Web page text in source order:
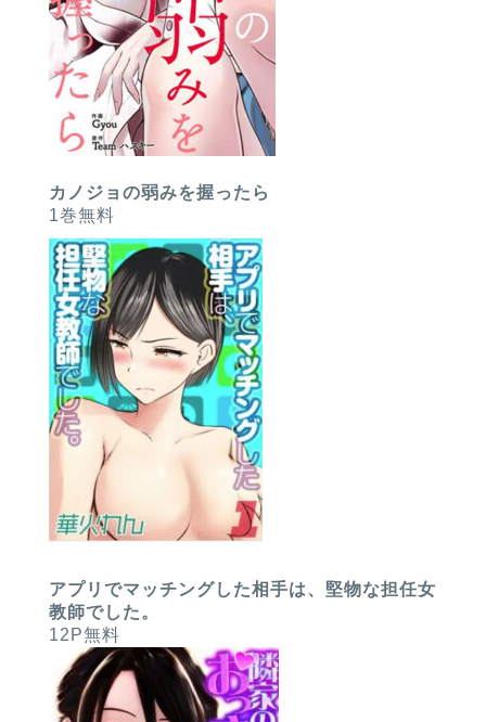
カノジョの弱みを握ったら
1巻無料
アプリでマッチングした相手は、堅物な担任女
教師でした。
12P無料